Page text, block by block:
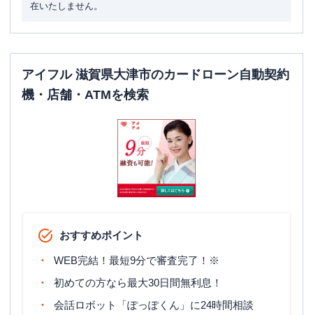
在いたしません。
アイフル 滋賀県大津市のカードローン自動契約
機・店舗・ATMを検索
おすすめポイント
WEB完結！最短9分で審査完了！※
初めての方なら最大30日間無利息！
会話ロボット「ぽっぽくん」に24時間相談